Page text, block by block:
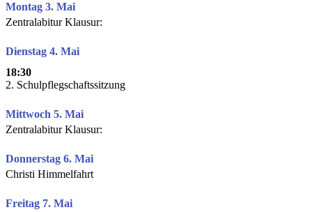
Montag 3. Mai
Zentralabitur Klausur:
Dienstag 4. Mai
18:30
2. Schulpflegschaftssitzung
Mittwoch 5. Mai
Zentralabitur Klausur:
Donnerstag 6. Mai
Christi Himmelfahrt
Freitag 7. Mai